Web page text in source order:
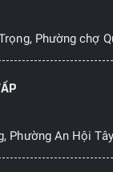
Phường chợ
Phường An Hội